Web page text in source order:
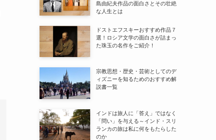
島由紀夫作品の面白さとその壮絶
な人生とは
ドストエフスキーおすすめ作品７
選！ロシア文学の面白さが詰まっ
た珠玉の名作をご紹介！
宗教思想・歴史・芸術としてのデ
ィズニーを知るためのおすすめ解
説書一覧
インドは旅人に「答え」ではなく
「問い」を与える～インド・スリ
ランカの旅は私に何をもたらした
のか